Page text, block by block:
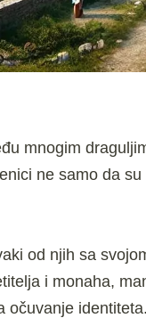
mnogim
ne samo da su
od njih sa
i monaha,
očuvanje identiteta.